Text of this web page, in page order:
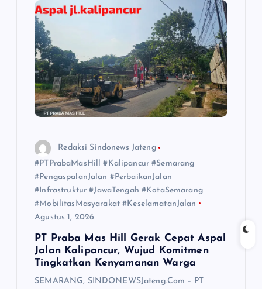
Redaksi Sindonews Jateng
#PTPrabaMasHill #Kalipancur #Semarang
#PengaspalanJalan #PerbaikanJalan
#Infrastruktur #JawaTengah #KotaSemarang
#MobilitasMasyarakat #KeselamatanJalan
Agustus 1, 2026
PT Praba Mas Hill Gerak Cepat Aspal
Jalan Kalipancur, Wujud Komitmen
Tingkatkan Kenyamanan Warga
SEMARANG, SINDONEWSJateng.Com – PT